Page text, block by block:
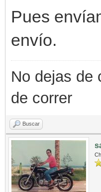
Pues
envío.
No dejas de
de correr
Buscar